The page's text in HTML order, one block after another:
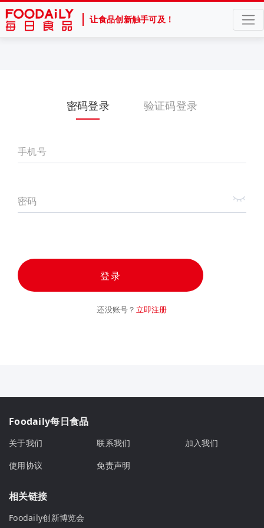
让食品创新触手可及！
密码登录 验证码登录
手机号
密码
登录
还没账号？ 立即注册
Foodaily每日食品
关于我们 联系我们
加入我们
使用协议
免责声明
相关链接
Foodaily创新博览会